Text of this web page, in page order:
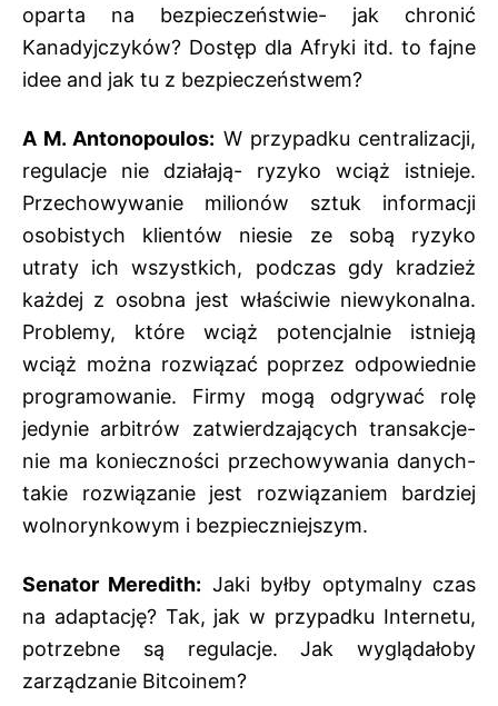
oparta na bezpieczeństwie- jak chronić
Kanadyjczyków? Dostęp dla Afryki itd. to fajne
idee and jak tu z bezpieczeństwem?
A M. Antonopoulos: W przypadku centralizacji,
regulacje nie działają- ryzyko wciąż istnieje.
Przechowywanie milionów sztuk informacji
osobistych klientów niesie ze sobą ryzyko
utraty ich wszystkich, podczas gdy kradzież
każdej z osobna jest właściwie niewykonalna.
Problemy, które wciąż potencjalnie istnieją
wciąż można rozwiązać poprzez odpowiednie
programowanie. Firmy mogą odgrywać rolę
jedynie arbitrów zatwierdzających transakcje-
nie ma konieczności przechowywania danych-
takie rozwiązanie jest rozwiązaniem bardziej
wolnorynkowym i bezpieczniejszym.
Senator Meredith: Jaki byłby optymalny czas
na adaptację? Tak, jak w przypadku Internetu,
potrzebne są regulacje. Jak wyglądałoby
zarządzanie Bitcoinem?